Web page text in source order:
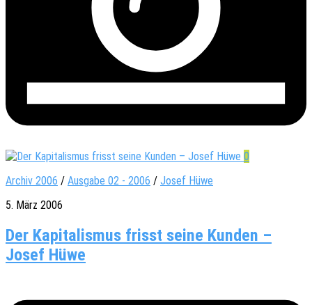
0
Archiv 2006 / Ausgabe 02 - 2006 / Josef Hüwe
5. März 2006
Der Kapitalismus frisst seine Kunden –
Josef Hüwe